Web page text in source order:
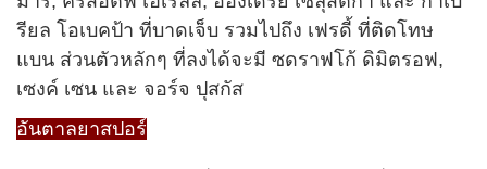
รียล โอเบคป้า ที่บาดเจ็บ รวมไปถึง เฟรดี้ ที่ติดโทษ
แบน ส่วนตัวหลักๆ ที่ลงได้จะมี ซดราฟโก้ ดิมิตรอฟ,
เซงค์ เซน และ จอร์จ ปุสกัส
อันตาลยาสปอร์